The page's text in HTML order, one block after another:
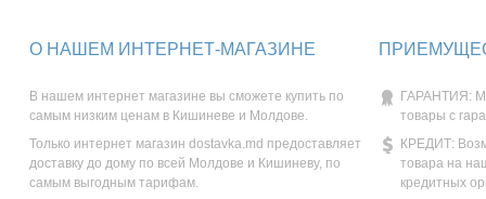
О НАШЕМ ИНТЕРНЕТ-МАГАЗИНЕ
В нашем интернет магазине вы сможете купить по
самым низким ценам в Кишиневе и Молдове.
Только интернет магазин dostavka.md предоставляет
доставку до дому по всей Молдове и Кишиневу, по
самым выгодным тарифам.
ГАРАНТИЯ:
товары с
КРЕДИТ:
товара на
кредитных